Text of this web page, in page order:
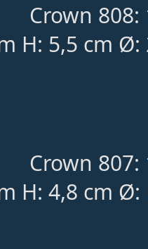
Crown 808:
H: 5,5 cm
Crown 807:
H: 4,8 cm